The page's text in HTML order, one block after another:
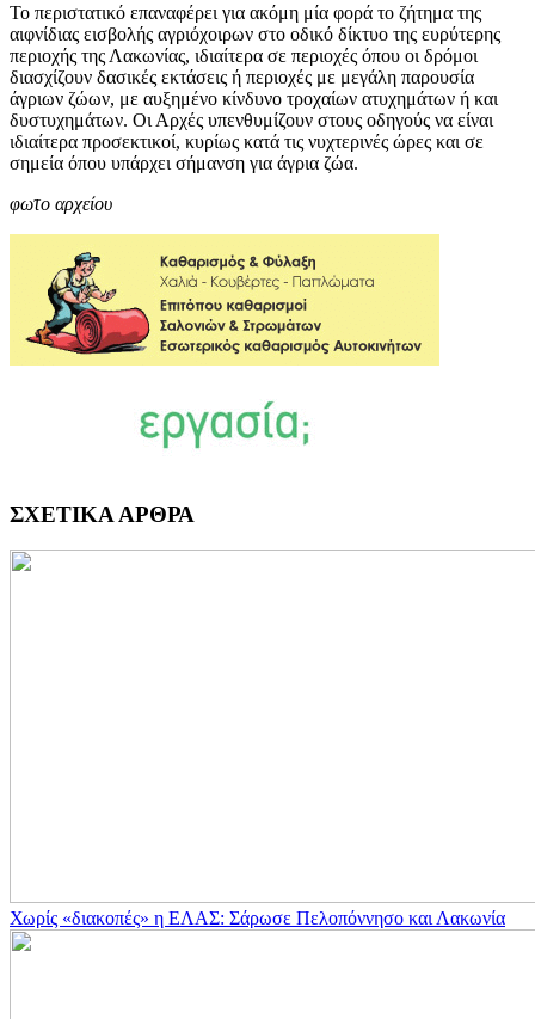
Το περιστατικό επαναφέρει για ακόμη μία φορά το ζήτημα της
αιφνίδιας εισβολής αγριόχοιρων στο οδικό δίκτυο της ευρύτερης
περιοχής της Λακωνίας, ιδιαίτερα σε περιοχές όπου οι δρόμοι
διασχίζουν δασικές εκτάσεις ή περιοχές με μεγάλη παρουσία
άγριων ζώων, με αυξημένο κίνδυνο τροχαίων ατυχημάτων ή και
δυστυχημάτων. Οι Αρχές υπενθυμίζουν στους οδηγούς να είναι
ιδιαίτερα προσεκτικοί, κυρίως κατά τις νυχτερινές ώρες και σε
σημεία όπου υπάρχει σήμανση για άγρια ζώα.
φωτο αρχείου
ΣΧΕΤΙΚΑ ΑΡΘΡΑ
Χωρίς «διακοπές» η ΕΛΑΣ: Σάρωσε Πελοπόννησο και Λακωνία